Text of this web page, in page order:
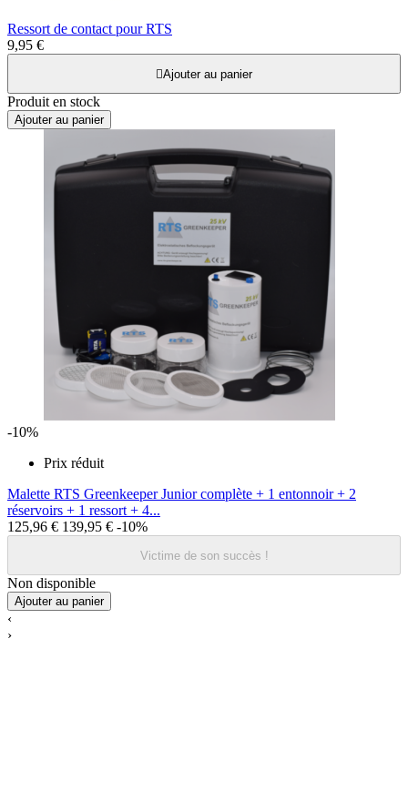
Ressort de contact pour RTS
9,95 €
Ajouter au panier
Produit en stock
Ajouter au panier
-10%
Prix réduit
Malette RTS Greenkeeper Junior complète + 1 entonnoir + 2
réservoirs + 1 ressort + 4...
125,96 € 139,95 € -10%
Victime de son succès !
Non disponible
Ajouter au panier
‹
›